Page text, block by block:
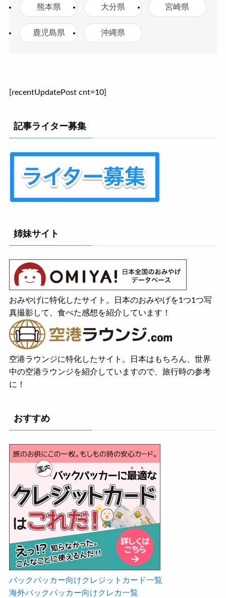
熊本県 大分県 宮崎県
鹿児島県 沖縄県
[recentUpdatePost cnt=10]
記事ライター募集
姉妹サイト
おみやげに特化したサイト。日本のおみやげを1つ1つ写
真撮影して、食べた感想を紹介しています！
空港ラウンジに特化したサイト。日本はもちろん、世界
中の空港ラウンジを紹介していますので、旅行時の参考
に！
おすすめ
バックパッカー向けクレジットカード一覧
海外バックパッカー向けクレカ一覧